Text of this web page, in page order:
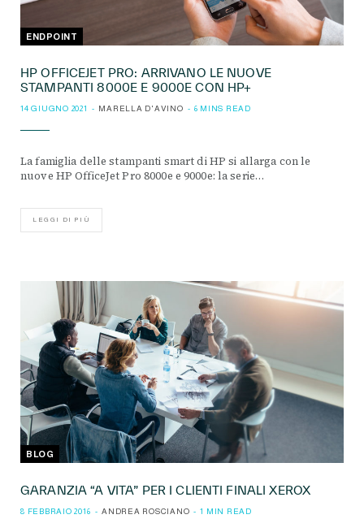
ENDPOINT
HP OFFICEJET PRO: ARRIVANO LE NUOVE
STAMPANTI 8000E E 9000E CON HP+
14 GIUGNO 2021 MARELLA D'AVINO 6 MINS READ
La famiglia delle stampanti smart di HP si allarga con le
nuove HP OfficeJet Pro 8000e e 9000e: la serie…
LEGGI DI PIÙ
BLOG
GARANZIA “A VITA” PER I CLIENTI FINALI XEROX
8 FEBBRAIO 2016 ANDREA ROSCIANO 1 MIN READ